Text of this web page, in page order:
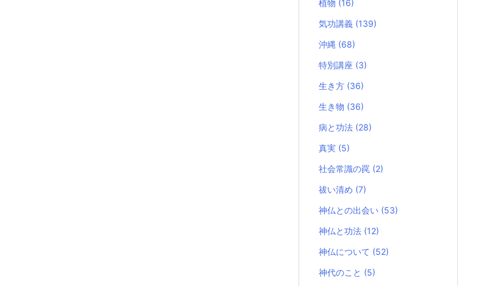
植物 (16)
気功講義 (139)
沖縄 (68)
特別講座 (3)
生き方 (36)
生き物 (36)
病と功法 (28)
真実 (5)
社会常識の罠 (2)
祓い清め (7)
神仏との出会い (53)
神仏と功法 (12)
神仏について (52)
神代のこと (5)